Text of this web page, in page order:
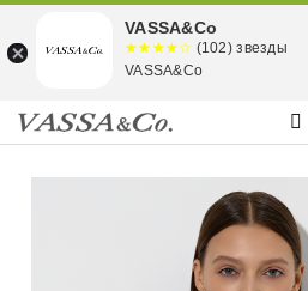
VASSA&Co
☆☆☆☆☆
★★★★
★
(102) звезды
VASSA&Co